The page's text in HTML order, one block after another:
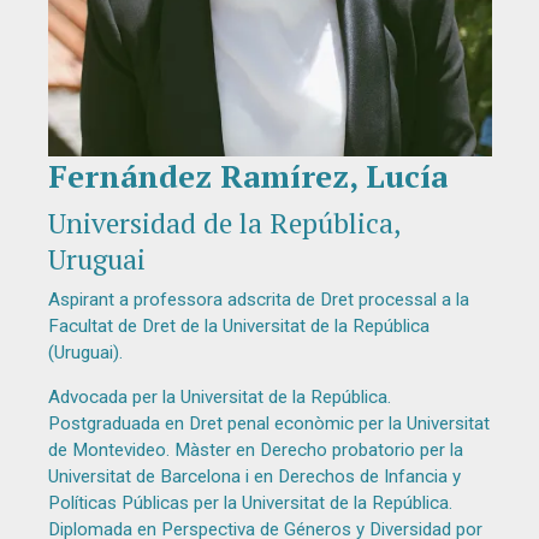
Diapositiva 1 de 1
Fernández Ramírez, Lucía
Universidad de la República,
Uruguai
Aspirant a professora adscrita de Dret processal a la
Facultat de Dret de la Universitat de la República
(Uruguai).
Advocada per la Universitat de la República.
Postgraduada en Dret penal econòmic per la Universitat
de Montevideo. Màster en Derecho probatorio per la
Universitat de Barcelona i en Derechos de Infancia y
Políticas Públicas per la Universitat de la República.
Diplomada en Perspectiva de Géneros y Diversidad por